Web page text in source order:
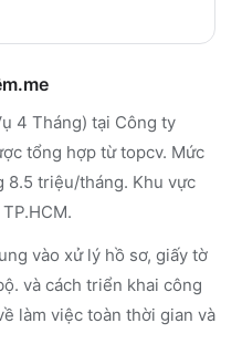
4 Tháng) tại Công ty
tổng hợp từ topcv. Mức
8.5 triệu/tháng. Khu vực
vào xử lý hồ sơ, giấy tờ
và cách triển khai công
làm việc toàn thời gian và